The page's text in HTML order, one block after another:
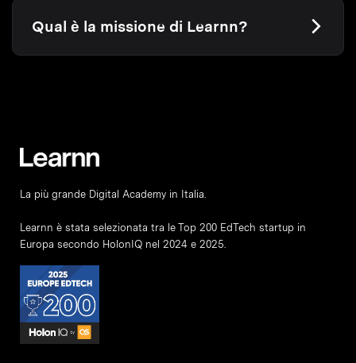
Qual è la missione di Learnn?
La più grande Digital Academy in Italia.
Learnn è stata selezionata tra le Top 200 EdTech startup in
Europa secondo HolonIQ nel 2024 e 2025.